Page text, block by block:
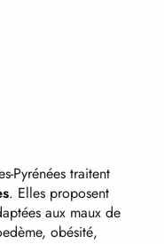
Pyrénées traitent
. Elles proposent
aux maux de
obésité,